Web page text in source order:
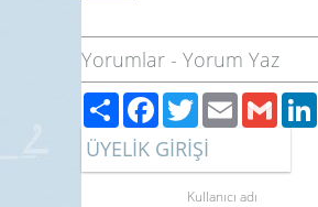
Yorumlar - Yorum Yaz
PaylaşFacebook
TwitterEmailGmail
ÜYELİK GİRİŞİ
Kullanıcı adı